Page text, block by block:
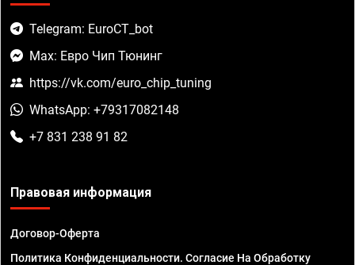
Telegram: EuroCT_bot
Max: Евро Чип Тюнинг
https://vk.com/euro_chip_tuning
WhatsApp: +79317082148
+7 831 238 91 82
Правовая информация
Договор-Оферта
Политика Конфиденциальности. Согласие На Обработку